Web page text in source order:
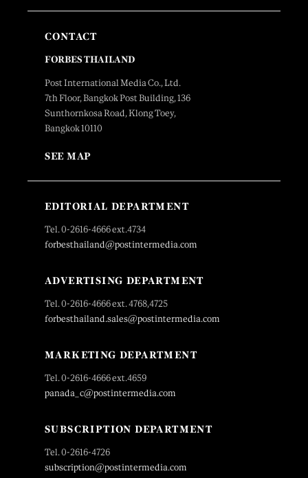
CONTACT
FORBES THAILAND
Post International Media Co., Ltd.
7th Floor, Bangkok Post Building, 136
Sunthornkosa Road, Klong Toey,
Bangkok 10110
SEE MAP
EDITORIAL DEPARTMENT
Tel. 0-2616-4666 ext.4734
forbesthailand@postintermedia.com
ADVERTISING DEPARTMENT
Tel. 0-2616-4666 ext. 4768,4725
forbesthailand.sales@postintermedia.com
MARKETING DEPARTMENT
Tel. 0-2616-4666 ext.4659
panada_c@postintermedia.com
SUBSCRIPTION DEPARTMENT
Tel. 0-2616-4726
subscription@postintermedia.com